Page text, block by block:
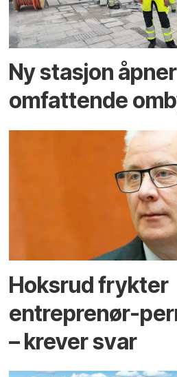
Ny stasjon
omfattende
Hoksrud frykter
entreprenør-
– krever svar